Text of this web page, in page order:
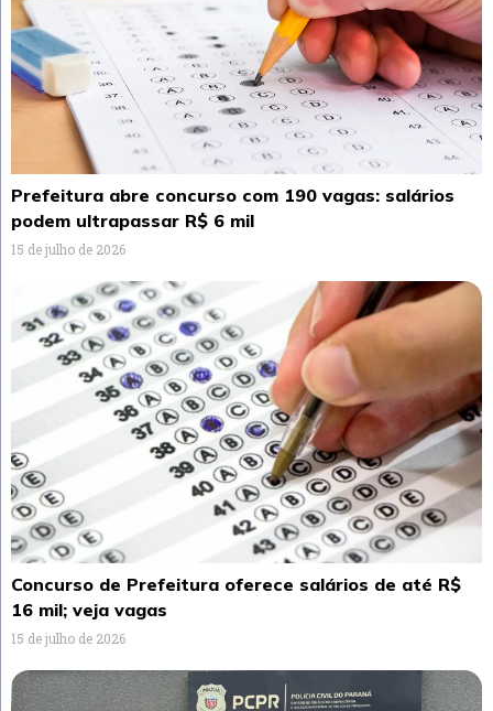
Prefeitura abre concurso com 190 vagas: salários
podem ultrapassar R$ 6 mil
15 de julho de 2026
Concurso de Prefeitura oferece salários de até R$
16 mil; veja vagas
15 de julho de 2026